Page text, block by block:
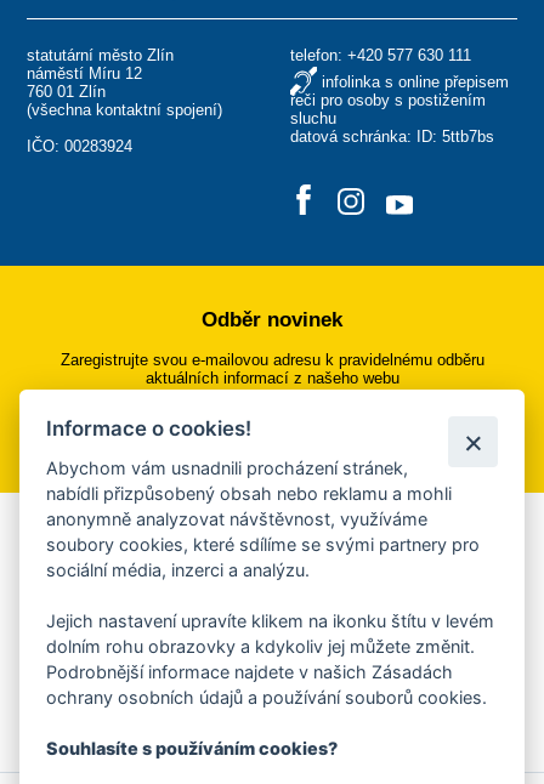
statutární město Zlín
náměstí Míru 12
760 01 Zlín
(všechna kontaktní spojení)
IČO: 00283924
telefon: +420 577 630 111
infolinka s online přepisem
řeči pro osoby s postižením
sluchu
datová schránka: ID: 5ttb7bs
Odběr novinek
Zaregistrujte svou e-mailovou adresu k pravidelnému odběru
aktuálních informací z našeho webu
Přihlásit se k odběru
Aplikace Mobilní rozhlas
Chcete dostávat do svého mobilu či mailu upozornění na
ankety, pozvánky na kulturní a sportovní akce?
Více informací o aplikaci
Informace o cookies!
Abychom vám usnadnili procházení stránek,
nabídli přizpůsobený obsah nebo reklamu a mohli
anonymně analyzovat návštěvnost, využíváme
soubory cookies, které sdílíme se svými partnery pro
sociální média, inzerci a analýzu.
Jejich nastavení upravíte klikem na ikonku štítu v levém
dolním rohu obrazovky a kdykoliv jej můžete změnit.
Podrobnější informace najdete v našich Zásadách
ochrany osobních údajů a používání souborů cookies.
Souhlasíte s používáním cookies?